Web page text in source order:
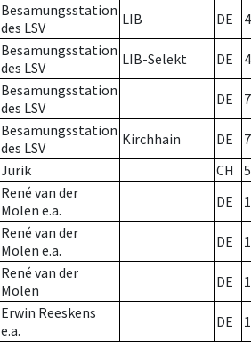
Besamungsstation
des LSV
LIB DE
Besamungsstation
des LSV
LIB-Selekt DE
Besamungsstation
des LSV
DE 7
Besamungsstation
des LSV
Kirchhain DE
7
Jurik CH
René van der
Molen e.a.
DE
René van der
Molen e.a.
DE
René van der
Molen
DE
Erwin Reeskens
e.a.
DE